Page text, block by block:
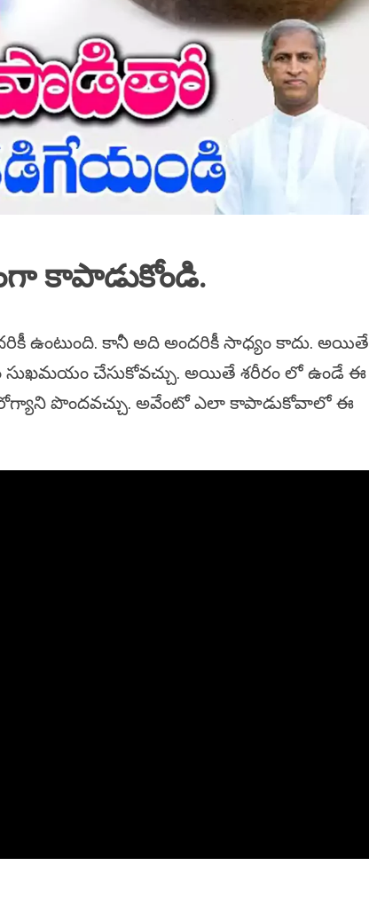
కాపాడుకోండి.
ఉంటుంది. కానీ అది అందరికీ సాధ్యం కాదు. అయితే
సుఖమయం చేసుకోవచ్చు. అయితే శరీరం లో ఉండే ఈ
పొందవచ్చు. అవేంటో ఎలా కాపాడుకోవాలో ఈ